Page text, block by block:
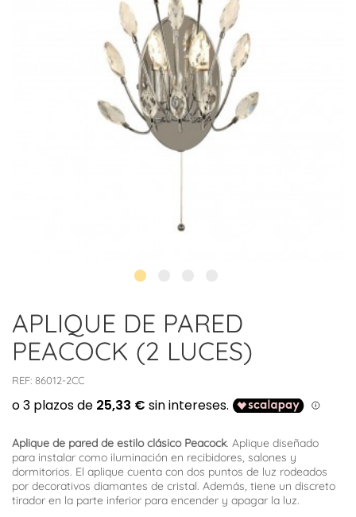
APLIQUE DE PARED
PEACOCK (2 LUCES)
REF: 86012-2CC
Aplique de pared de estilo clásico Peacock. Aplique diseñado
para instalar como iluminación en recibidores, salones y
dormitorios. El aplique cuenta con dos puntos de luz rodeados
por decorativos diamantes de cristal. Además, tiene un discreto
tirador en la parte inferior para encender y apagar la luz.